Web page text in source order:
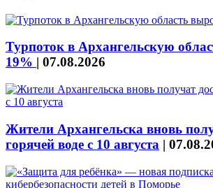
Турпоток в Архангельскую
19% | 07.08.2026
Жители Архангельска вновь
горячей воде с 10 августа |